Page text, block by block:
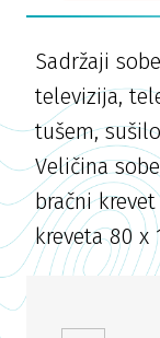
Sadržaji
televizija,
tušem,
Veličina
bračni
kreveta 80 x